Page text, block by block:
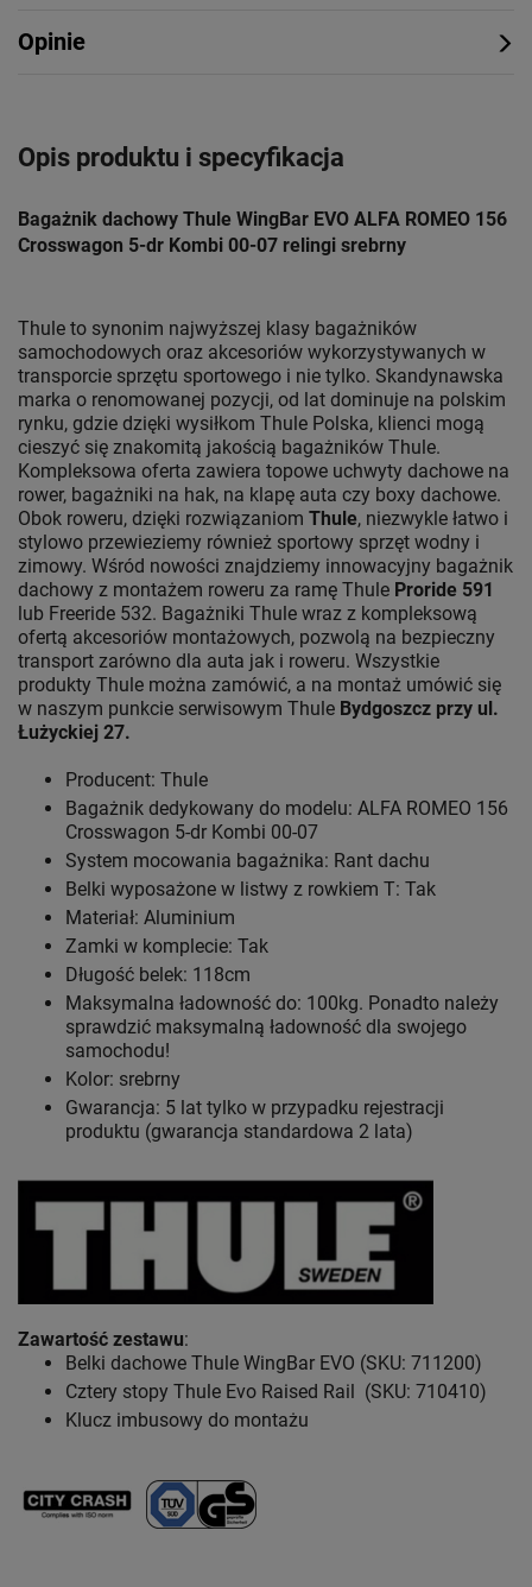
Opinie
Opis produktu i specyfikacja
Bagażnik dachowy Thule WingBar EVO ALFA ROMEO 156
Crosswagon 5-dr Kombi 00-07 relingi srebrny
Thule to synonim najwyższej klasy bagażników
samochodowych oraz akcesoriów wykorzystywanych w
transporcie sprzętu sportowego i nie tylko. Skandynawska
marka o renomowanej pozycji, od lat dominuje na polskim
rynku, gdzie dzięki wysiłkom Thule Polska, klienci mogą
cieszyć się znakomitą jakością bagażników Thule.
Kompleksowa oferta zawiera topowe uchwyty dachowe na
rower, bagażniki na hak, na klapę auta czy boxy dachowe.
Obok roweru, dzięki rozwiązaniom Thule, niezwykle łatwo i
stylowo przewieziemy również sportowy sprzęt wodny i
zimowy. Wśród nowości znajdziemy innowacyjny bagażnik
dachowy z montażem roweru za ramę Thule Proride 591
lub Freeride 532. Bagażniki Thule wraz z kompleksową
ofertą akcesoriów montażowych, pozwolą na bezpieczny
transport zarówno dla auta jak i roweru. Wszystkie
produkty Thule można zamówić, a na montaż umówić się
w naszym punkcie serwisowym Thule Bydgoszcz przy ul.
Łużyckiej 27.
Producent: Thule
Bagażnik dedykowany do modelu: ALFA ROMEO 156
Crosswagon 5-dr Kombi 00-07
System mocowania bagażnika: Rant dachu
Belki wyposażone w listwy z rowkiem T: Tak
Materiał: Aluminium
Zamki w komplecie: Tak
Długość belek: 118cm
Maksymalna ładowność do: 100kg. Ponadto należy
sprawdzić maksymalną ładowność dla swojego
samochodu!
Kolor: srebrny
Gwarancja: 5 lat tylko w przypadku rejestracji
produktu (gwarancja standardowa 2 lata)
Zawartość zestawu:
Belki dachowe Thule WingBar EVO (SKU: 711200)
Cztery stopy Thule Evo Raised Rail (SKU: 710410)
Klucz imbusowy do montażu